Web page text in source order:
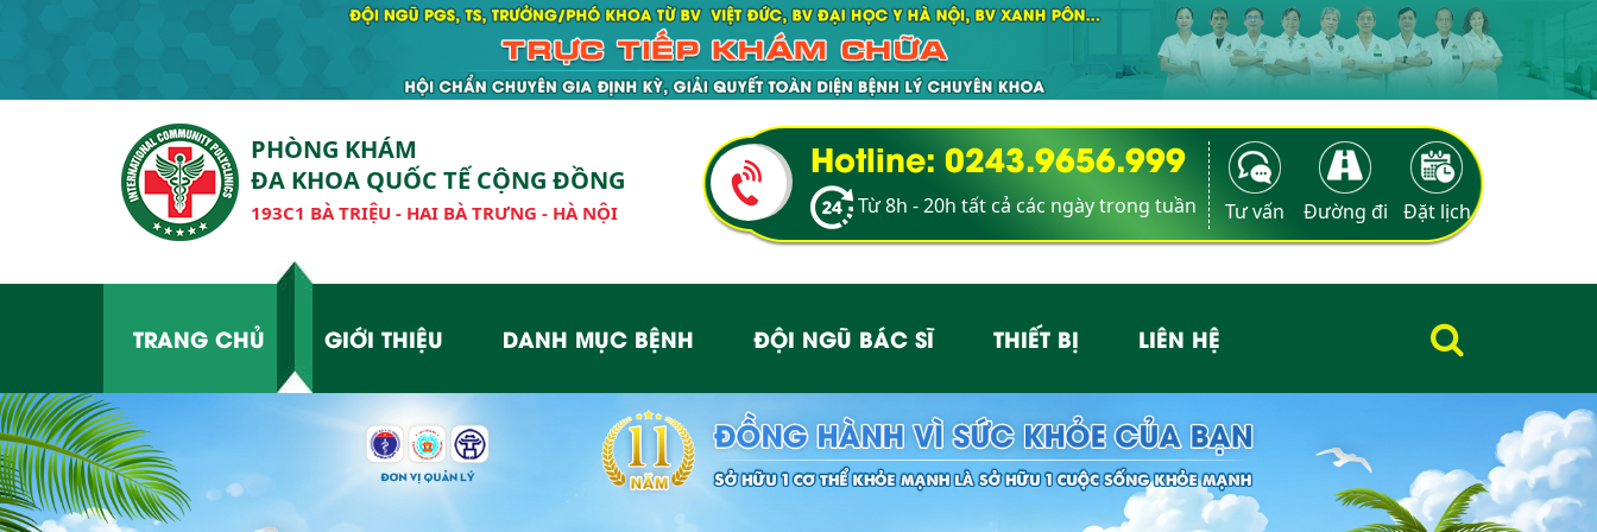
PHÒNG KHÁM
ĐA KHOA QUỐC TẾ CỘNG ĐỒNG
193C1 BÀ TRIỆU - HAI BÀ TRƯNG - HÀ NỘI
Hotline: 0243.9656.999
Từ 8h - 20h tất cả các ngày trong tuần Tư vấn Đường đi Đặt lịch
TRANG CHỦ GIỚI THIỆU DANH MỤC BỆNH ĐỘI NGŨ BÁC SĨ THIẾT BỊ LIÊN HỆ